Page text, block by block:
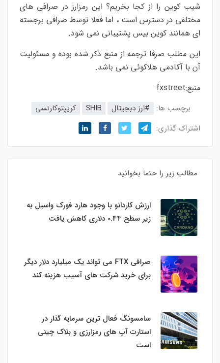
شیب کوین را از کجا بخریم؟ این رمزارز در صرافی های
مختلفی در دسترس است ، اما فعلا توسط صرافی برجسته
ای همانند کوین بیس پشتیبانی نمی شود.
این مطلب صرفا ترجمه از منبع ذکر شده بوده و مسئولیت
آن با آکادمی هلاکوئی نمی باشد.
منبع:fxstreet
برچسب ها: #ارز دبجیتال SHIB
کریپتوکارنسی
اشتراک گذاری:
مطالب زیر را حتما بخوانید
ارزش کاردانو با وجود هارد فورک واسیل به
زیر سطح 0.44 دلاری کاهش یافت
صرافی FTX می تواند یک میلیارد دلار دیگر
برای خرید شرکت های آسیب هزینه کند
سامسونگ فعال‌ ترین سرمایه‌ گذار در
استارت‌ آپ‌ های رمزارزی و بلاک چینی
است